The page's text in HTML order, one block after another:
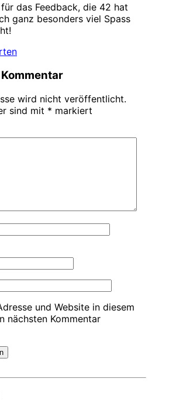
das Feedback, die 42 hat
ganz besonders viel Spass
wird nicht veröffentlicht.
sind mit * markiert
und Website in diesem
nächsten Kommentar